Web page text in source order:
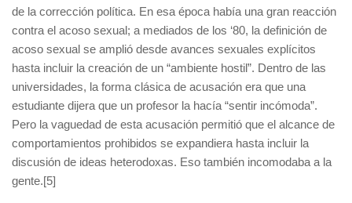
de la corrección política. En esa época había una gran reacción
contra el acoso sexual; a mediados de los ‘80, la definición de
acoso sexual se amplió desde avances sexuales explícitos
hasta incluir la creación de un “ambiente hostil”. Dentro de las
universidades, la forma clásica de acusación era que una
estudiante dijera que un profesor la hacía “sentir incómoda”.
Pero la vaguedad de esta acusación permitió que el alcance de
comportamientos prohibidos se expandiera hasta incluir la
discusión de ideas heterodoxas. Eso también incomodaba a la
gente.[5]